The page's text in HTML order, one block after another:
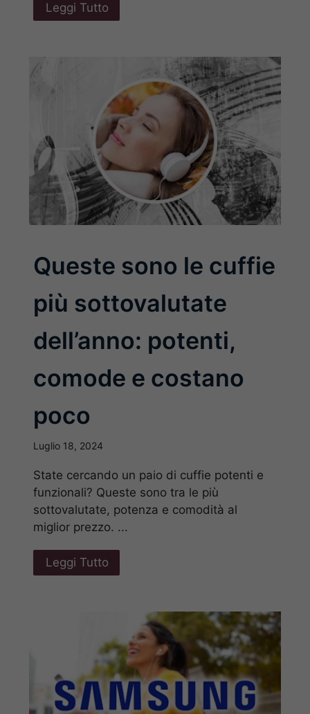
Leggi Tutto
Queste sono le cuffie
più sottovalutate
dell’anno: potenti,
comode e costano
poco
Luglio 18, 2024
State cercando un paio di cuffie potenti e
funzionali? Queste sono tra le più
sottovalutate, potenza e comodità al
miglior prezzo. ...
Leggi Tutto